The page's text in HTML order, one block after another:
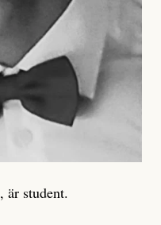
, är student.